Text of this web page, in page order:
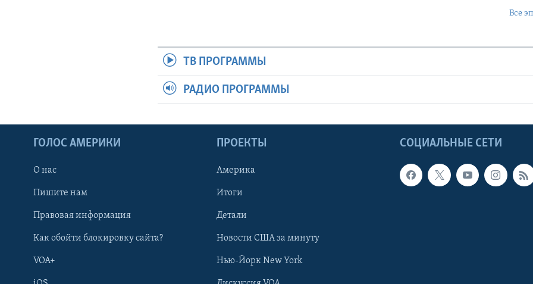
Все
ТВ ПРОГРАММЫ
РАДИО ПРОГРАММЫ
СОЦИАЛЬНЫЕ СЕТИ
ГОЛОС АМЕРИКИ
О нас
Пишите нам
Правовая информация
Как обойти блокировку сайта?
VOA+
ПРОЕКТЫ
Америка
Итоги
Детали
Новости США за минуту
Нью-Йорк New York